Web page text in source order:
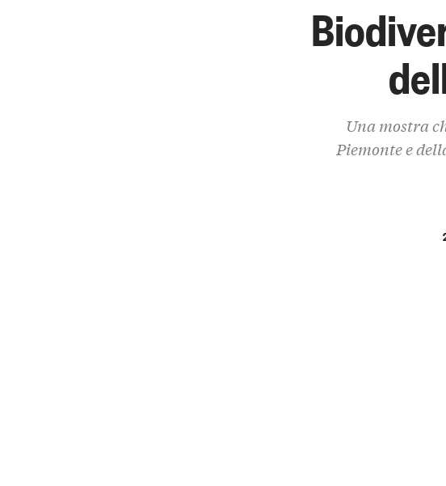
Una mostra
Piemonte e